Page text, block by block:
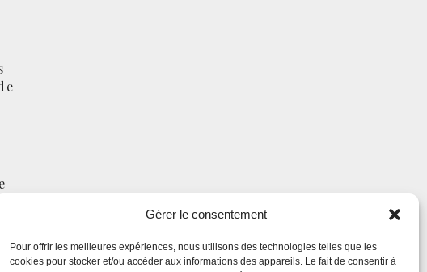
Gérer le consentement
Pour offrir les meilleures expériences, nous utilisons des technologies telles que les
cookies pour stocker et/ou accéder aux informations des appareils. Le fait de consentir à